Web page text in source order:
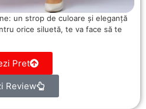
un strop de culoare și eleganță
orice siluetă, te va face să te
Pret
Review